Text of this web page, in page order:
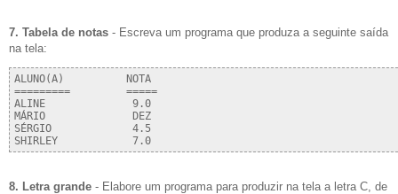
7. Tabela de notas - Escreva um programa que produza a seguinte saída
na tela:
ALUNO(A)          NOTA
=========         =====
ALINE              9.0
MÁRIO              DEZ
SÉRGIO             4.5
8. Letra grande - Elabore um programa para produzir na tela a letra C, de